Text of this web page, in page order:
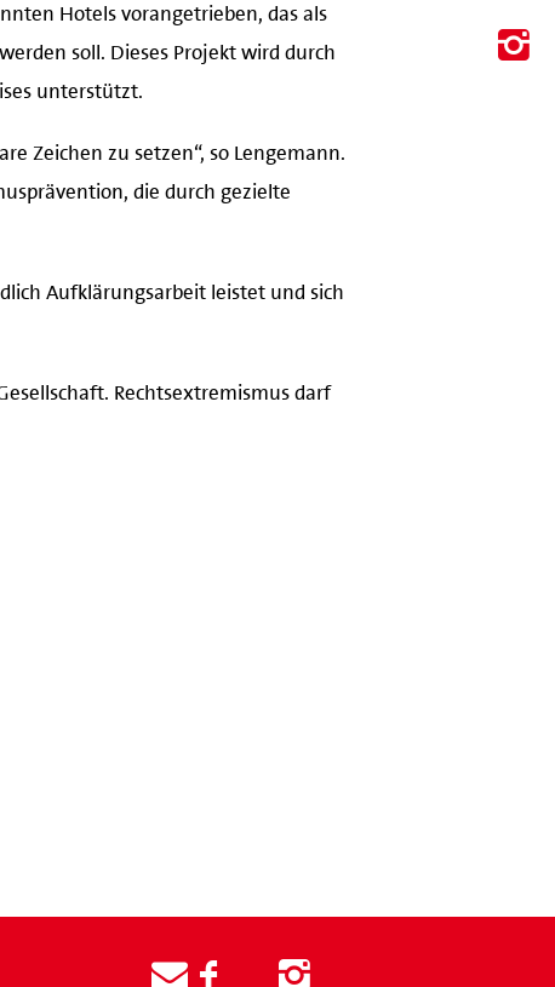
Hotels vorangetrieben, das als
soll. Dieses Projekt wird durch
unterstützt.
Zeichen zu setzen“, so Lengemann.
die durch gezielte
Aufklärungsarbeit leistet und sich
Rechtsextremismus darf